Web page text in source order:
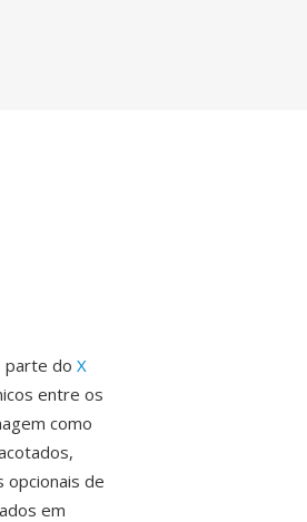
parte do X
entre os
como
opcionais de
em